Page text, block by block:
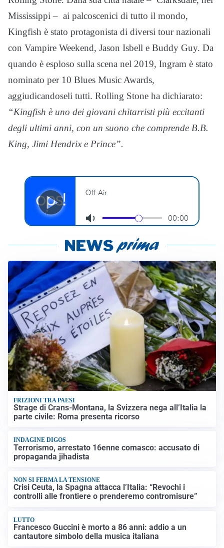
Mississippi – ai palcoscenici di tutto il mondo,
Kingfish è stato protagonista di diversi tour nazionali
con Vampire Weekend, Jason Isbell e Buddy Guy. Da
quando è esploso sulla scena nel 2019, Ingram è stato
nominato per 10 Blues Music Awards,
aggiudicandoseli tutti. Rolling Stone ha dichiarato:
“Kingfish è uno dei giovani chitarristi più eccitanti
degli ultimi anni, con un suono che comprende B.B.
King, Jimi Hendrix e Prince”.
FRIZIONI TRA PAESI
Strage di Crans-Montana, la Svizzera nega all’Italia la
parte civile: Roma presenta ricorso
INDAGINE DIGOS
Terrorismo, arrestato 16enne comasco: accusato di
propaganda jihadista
NON SI FERMA LA TENSIONE
Crisi Ceuta, la Spagna attacca l’Italia: “Revochi i
controlli alle frontiere o prenderemo contromisure”
LUTTO
Francesco Guccini è morto a 86 anni: addio a un
cantautore simbolo della musica italiana